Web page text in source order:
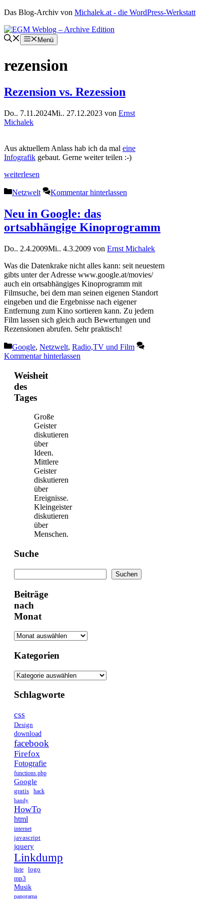
Zum
springen
Das Blog-Archiv von Michalek.at - die WordPress-Werkstatt
Menü
rezension
Rezension vs. Rezession
Do.. 7.11.2024Mi.. 27.12.2023 von Ernst
Michalek
Aus aktuellem Anlass hab ich da mal eine
Infografik gebaut. Gerne weiter teilen :-)
weiterlesen
Kategorien
Netzwelt Kommentar hinterlassen
Neu in Google: das
ortsabhängige Kinoprogramm
Do.. 2.4.2009Mi.. 4.3.2009 von Ernst Michalek
Was die Datenkrake nicht alles kann: seit neuestem
gibts unter der Adresse www.google.at/movies/
auch ein ortsabhängiges Kinoprogramm mit
Filmsuche, bei dem man seinen eigenen Standort
eingeben und die Ergebnisse nach eigener
Entfernung zum Kino sortieren kann. Zu jedem
Film lassen sich gleich auch Bewertungen und
Rezensionen abrufen. Sehr praktisch!
Kategorien
Google, Netzwelt, Radio,TV und Film
Kommentar hinterlassen
Weisheit
des
Tages
Große
Geister
diskutieren
über
Ideen.
Mittlere
Geister
diskutieren
über
Ereignisse.
Kleingeister
diskutieren
über
Menschen.
Suche
Suchen
Beiträge
nach
Monat
Kategorien
Kategorien
Schlagworte
css
Design
download
facebook
Firefox
Fotografie
functions.php
Google
gratis hack
handy
HowTo
html
internet
javascript
jquery
Linkdump
liste
logo
mp3
Musik
panorama